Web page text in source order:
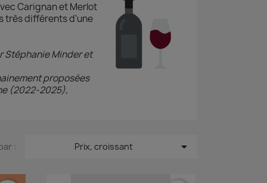
Carignan et Merlot
très différents d'une
Stéphanie Minder et
proposées
(2022-2025),
: Prix, croissant 